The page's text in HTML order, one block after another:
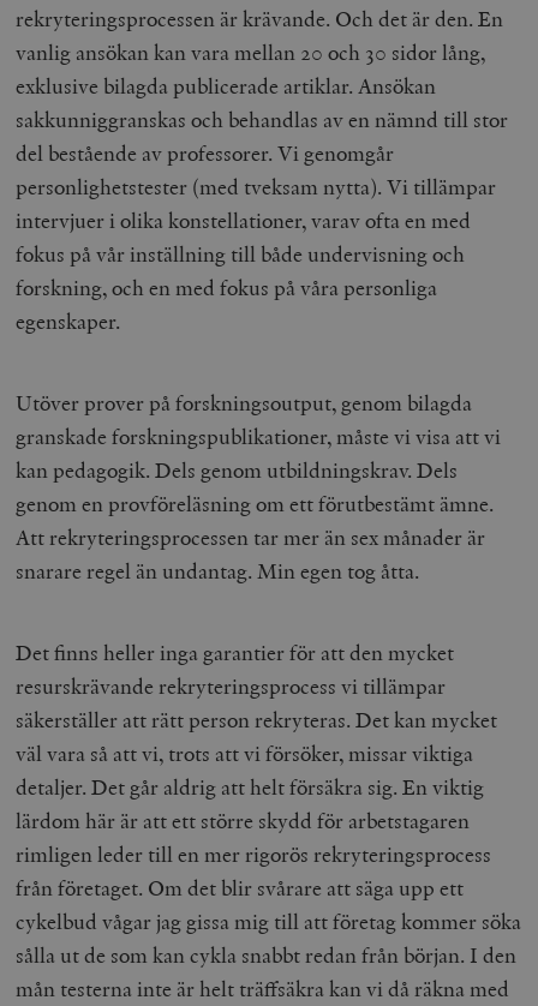
rekryteringsprocessen är krävande. Och det är den. En
vanlig ansökan kan vara mellan 20 och 30 sidor lång,
exklusive bilagda publicerade artiklar. Ansökan
sakkunniggranskas och behandlas av en nämnd till stor
del bestående av professorer. Vi genomgår
personlighetstester (med tveksam nytta). Vi tillämpar
intervjuer i olika konstellationer, varav ofta en med
fokus på vår inställning till både undervisning och
forskning, och en med fokus på våra personliga
egenskaper.
Utöver prover på forskningsoutput, genom bilagda
granskade forskningspublikationer, måste vi visa att vi
kan pedagogik. Dels genom utbildningskrav. Dels
genom en provföreläsning om ett förutbestämt ämne.
Att rekryteringsprocessen tar mer än sex månader är
snarare regel än undantag. Min egen tog åtta.
Det finns heller inga garantier för att den mycket
resurskrävande rekryteringsprocess vi tillämpar
säkerställer att rätt person rekryteras. Det kan mycket
väl vara så att vi, trots att vi försöker, missar viktiga
detaljer. Det går aldrig att helt försäkra sig. En viktig
lärdom här är att ett större skydd för arbetstagaren
rimligen leder till en mer rigorös rekryteringsprocess
från företaget. Om det blir svårare att säga upp ett
cykelbud vågar jag gissa mig till att företag kommer söka
sålla ut de som kan cykla snabbt redan från början. I den
mån testerna inte är helt träffsäkra kan vi då räkna med